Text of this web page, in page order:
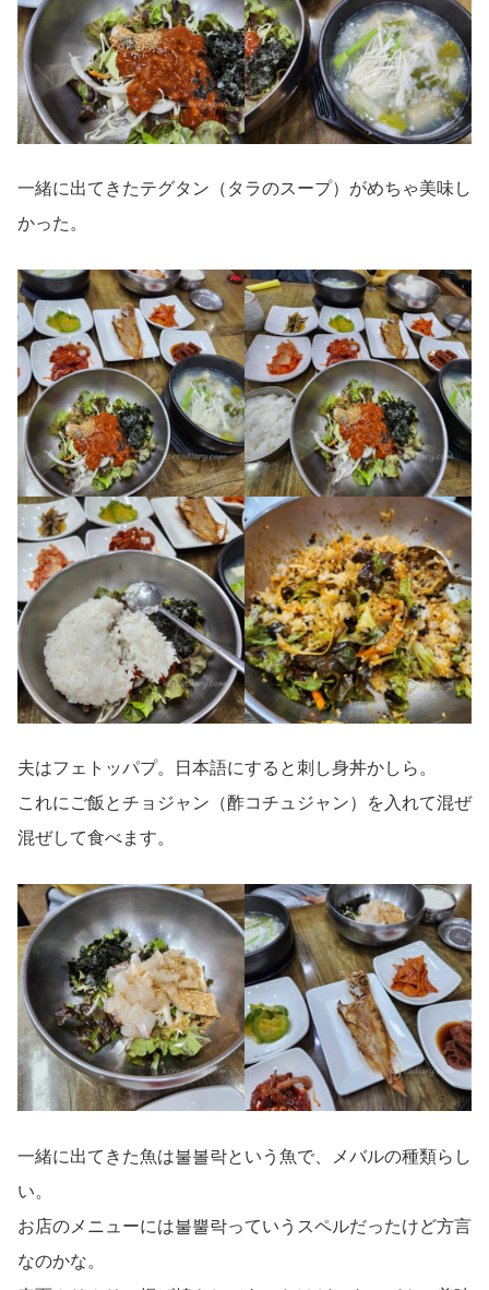
一緒に出てきたテグタン（タラのスープ）がめちゃ美味し
かった。
夫はフェトッパプ。日本語にすると刺し身丼かしら。
これにご飯とチョジャン（酢コチュジャン）を入れて混ぜ
混ぜして食べます。
一緒に出てきた魚は불볼락という魚で、メバルの種類らし
い。
お店のメニューには불뿔락っていうスペルだったけど方言
なのかな。